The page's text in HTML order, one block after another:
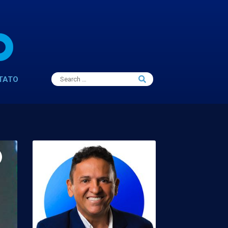
Search
for:
Search